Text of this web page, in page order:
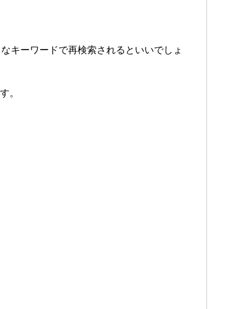
キーワードで再検索されるといいでしょ
。